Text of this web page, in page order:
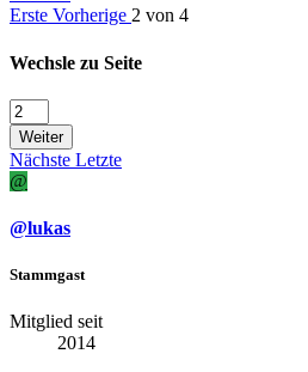
Erste Vorherige 2 von 4
Wechsle zu Seite
Weiter
Nächste Letzte
@
@lukas
Stammgast
Mitglied seit
2014